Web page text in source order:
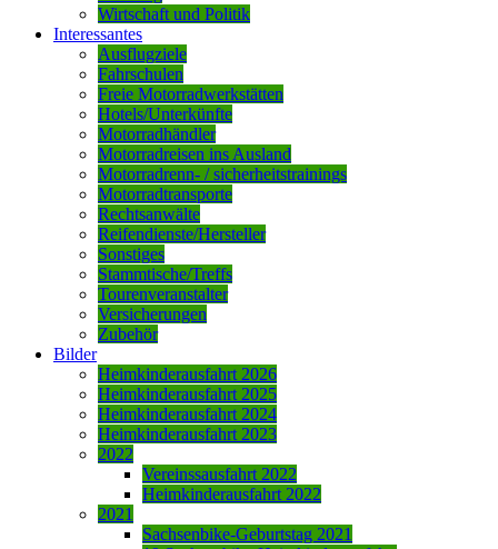
Wirtschaft und Politik
Interessantes
Ausflugziele
Fahrschulen
Freie Motorradwerkstätten
Hotels/Unterkünfte
Motorradhändler
Motorradreisen ins Ausland
Motorradrenn- / sicherheitstrainings
Motorradtransporte
Rechtsanwälte
Reifendienste/Hersteller
Sonstiges
Stammtische/Treffs
Tourenveranstalter
Versicherungen
Zubehör
Bilder
Heimkinderausfahrt 2026
Heimkinderausfahrt 2025
Heimkinderausfahrt 2024
Heimkinderausfahrt 2023
2022
Vereinssausfahrt 2022
Heimkinderausfahrt 2022
2021
Sachsenbike-Geburtstag 2021